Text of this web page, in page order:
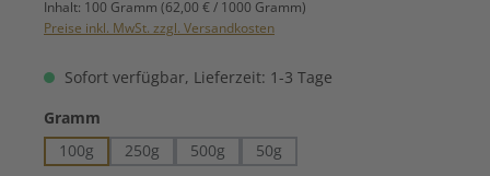
Inhalt: 100 Gramm (62,00 € / 1000 Gramm)
Preise inkl. MwSt. zzgl. Versandkosten
Sofort verfügbar, Lieferzeit: 1-3 Tage
Gramm
100g
250g 500g 50g